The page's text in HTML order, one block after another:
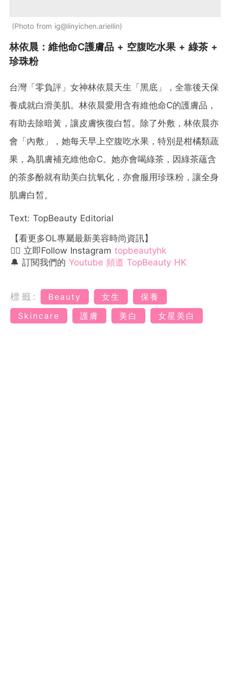
Photo from ig@linyichen.ariellin
林依晨：維他命C護膚品 + 空腹吃水果 + 綠茶 +
珍珠粉
台灣「零負評」女神林依晨天生「黑底」，全靠後天保
養成就白滑美肌。林依晨愛用含有維他命C的護膚品，
有助去除暗黃，讓皮膚恢復白皙。除了外敷，林依晨亦
會「內敷」，她每天早上空腹吃水果，特別是柑橘類蔬
果，為肌膚補充維他命C。她亦會喝綠茶，因綠茶蘊含
的茶多酚就有助美白抗氧化，亦會服用珍珠粉，讓全身
肌膚白皙。
Text: TopBeauty Editorial
【看更多OL專屬最新美容時尚資訊】
👉🏻 立即Follow Instagram topbeautyhk
🔔 訂閱我們的 Youtube 頻道 TopBeauty HK
標籤: Beauty 女生
保養
Skincare
護膚 美白 女星美白